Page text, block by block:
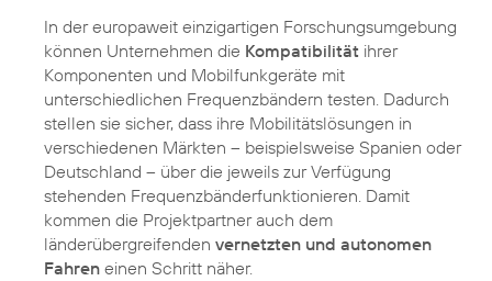
In der europaweit einzigartigen Forschungsumgebung
können Unternehmen die Kompatibilität ihrer
Komponenten und Mobilfunkgeräte mit
unterschiedlichen Frequenzbändern testen. Dadurch
stellen sie sicher, dass ihre Mobilitätslösungen in
verschiedenen Märkten – beispielsweise Spanien oder
Deutschland – über die jeweils zur Verfügung
stehenden Frequenzbänderfunktionieren. Damit
kommen die Projektpartner auch dem
länderübergreifenden vernetzten und autonomen
Fahren einen Schritt näher.